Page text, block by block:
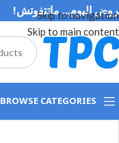
Skip to navigation
Skip to main content
اليوم… ماتتفوتش!
BROWSE CATEGORIES